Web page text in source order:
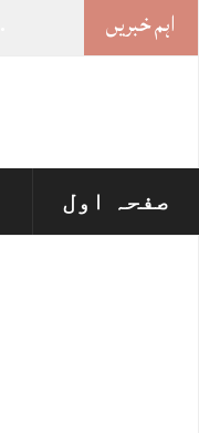
اہم خبریں
صفحہ اول